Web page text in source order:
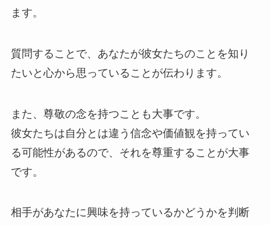
ます。
質問することで、あなたが彼女たちのことを知り
たいと心から思っていることが伝わります。
また、尊敬の念を持つことも大事です。
彼女たちは自分とは違う信念や価値観を持ってい
る可能性があるので、それを尊重することが大事
です。
相手があなたに興味を持っているかどうかを判断